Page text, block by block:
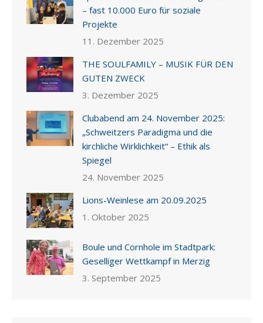
– fast 10.000 Euro für soziale
Projekte
11. Dezember 2025
THE SOULFAMILY – MUSIK FÜR DEN
GUTEN ZWECK
3. Dezember 2025
Clubabend am 24. November 2025:
„Schweitzers Paradigma und die
kirchliche Wirklichkeit“ – Ethik als
Spiegel
24. November 2025
Lions-Weinlese am 20.09.2025
1. Oktober 2025
Boule und Cornhole im Stadtpark:
Geselliger Wettkampf in Merzig
3. September 2025